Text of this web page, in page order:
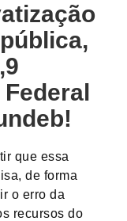
que essa
de forma
o erro da
recursos do